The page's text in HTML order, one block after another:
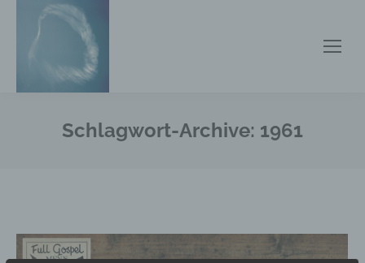
Schlagwort-Archive: 1961